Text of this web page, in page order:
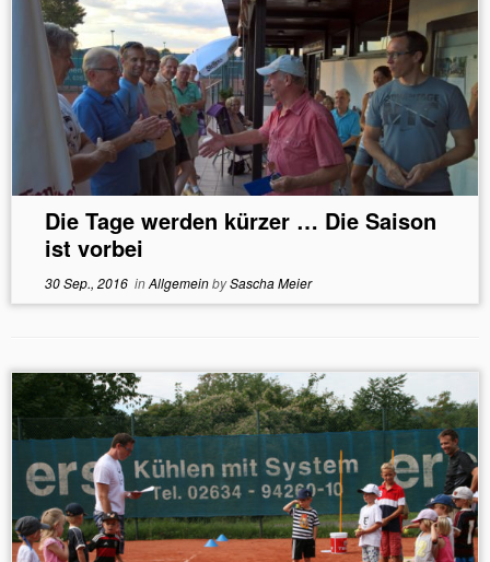
Die Tage werden kürzer … Die Saison
ist vorbei
30 Sep., 2016inAllgemeinbySascha Meier